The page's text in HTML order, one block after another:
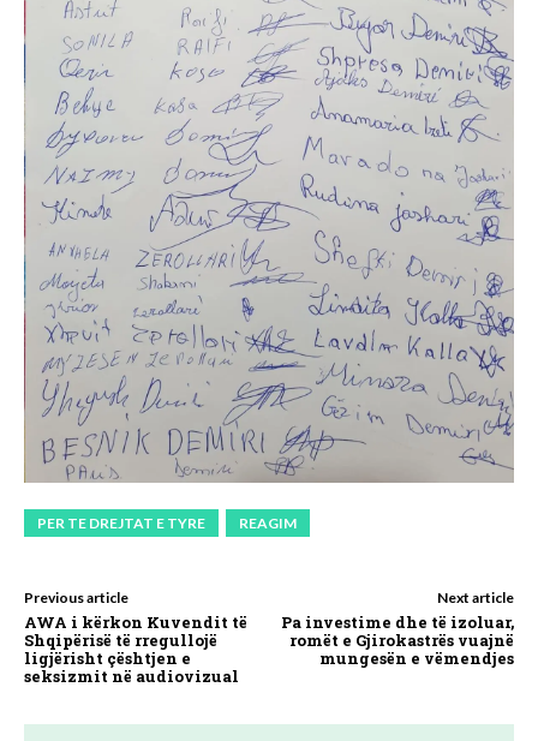
PER TE DREJTAT E TYRE REAGIM
Previous article
AWA i kërkon Kuvendit të
Shqipërisë të rregullojë
ligjërisht çështjen e
seksizmit në audiovizual
Next article
Pa investime dhe të izoluar,
romët e Gjirokastrës vuajnë
mungesën e vëmendjes